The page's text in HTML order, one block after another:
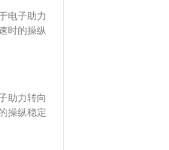
电子助力
时的操纵
能正常打
接在一
作用下产
传感器的
转向；
用电动
助力转向
操纵稳定
常打方